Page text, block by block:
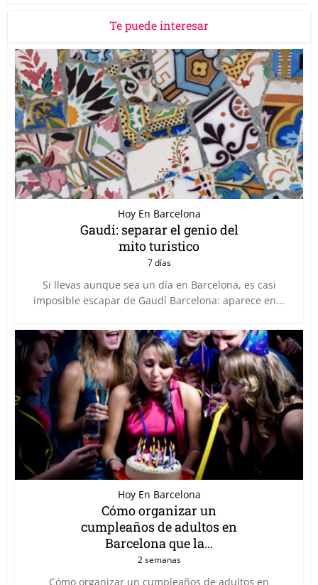
Te puede interesar
Hoy En Barcelona
Gaudi: separar el genio del
mito turistico
7 días
Si llevas aunque sea un día en Barcelona, es casi
imposible escapar de Gaudí Barcelona: aparece en...
Hoy En Barcelona
Cómo organizar un
cumpleaños de adultos en
Barcelona que la...
2 semanas
Cómo organizar un cumpleaños de adultos en